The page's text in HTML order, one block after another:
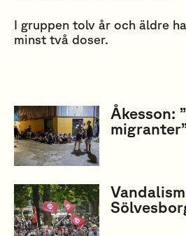
I gruppen tolv år och äldre
minst två doser.
Åkesson:
migranter”